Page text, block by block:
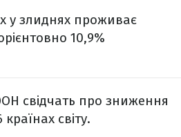
у злиднях проживає
10,9%
свідчать про зниження
країнах світу.